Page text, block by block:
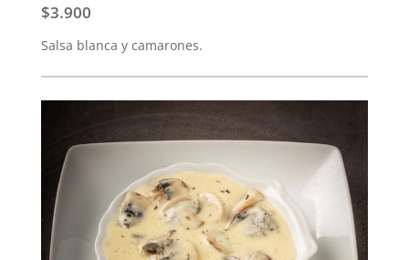
$3.900
Salsa blanca y camarones.